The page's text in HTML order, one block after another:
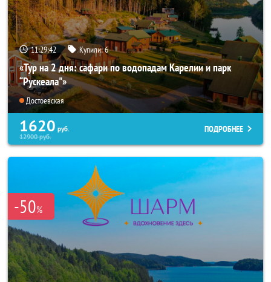
11:29:40 Купили:6
«Тур на 2 дня: сафари по водопадам Карелии и парк
“Рускеала"»
Достоевская
1620 руб.
12900руб.
ПОДРОБНЕЕ
-50%